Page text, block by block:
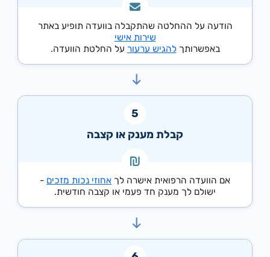
הודעה על ההחלטה שהתקבלה בוועדה תופיע באתר
שירות אישי
באפשרותךלהגיש ערעורעל החלטת הוועדה.
קבלת מענק או קצבה
אם הוועדה הרפואית אישרה לךאחוזי נכות מזכים-
ישולם לך מענק חד פעמי או קצבה חודשית.